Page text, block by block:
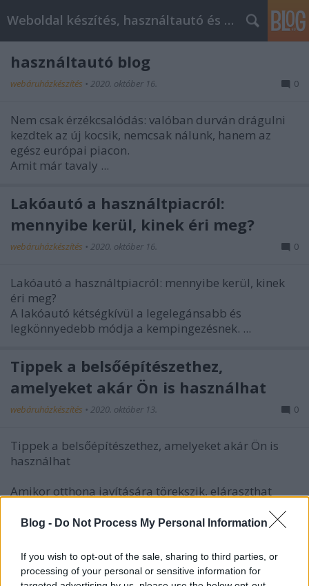
Blog - Do Not Process My Personal Information
If you wish to opt-out of the sale, sharing to third parties, or
processing of your personal or sensitive information for
Weboldal készítés, használtautó és elektromos autó
használtautó blog
webáruházkészítés • 2020. október 16. 0
Nem csak érzékcsalódás: valóban durván drágulni
kezdtek az új kocsik, nemcsak nálunk, hanem az
egész európai piacon.
Amit már tavaly ...
Lakóautó a használtpiacról:
mennyibe kerül, kinek éri meg?
webáruházkészítés • 2020. október 16. 0
Lakóautó a használtpiacról: mennyibe kerül, kinek
éri meg?
A lakóautó kétségkívül a legelegánsabb és
legkönnyedebb módja a kempingezésnek. ...
Tippek a belsőépítészethez,
amelyeket akár Ön is használhat
webáruházkészítés • 2020. október 13. 0
Tippek a belsőépítészethez, amelyeket akár Ön is
használhat
Amikor otthona javítására törekszik, eláraszthat
webáruházkészítés • 2020. október 08.